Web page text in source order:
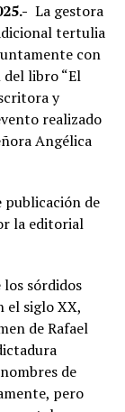
La gestora
tertulia
con
libro “El
y
realizado
Angélica
publicación de
la editorial
sórdidos
el siglo XX,
de Rafael
de
pero